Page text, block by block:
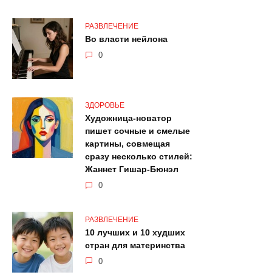
РАЗВЛЕЧЕНИЕ
Во власти нейлона
0
ЗДОРОВЬЕ
Художница-новатор
пишет сочные и смелые
картины, совмещая
сразу несколько стилей:
Жаннет Гишар-Бюнэл
0
РАЗВЛЕЧЕНИЕ
10 лучших и 10 худших
стран для материнства
0